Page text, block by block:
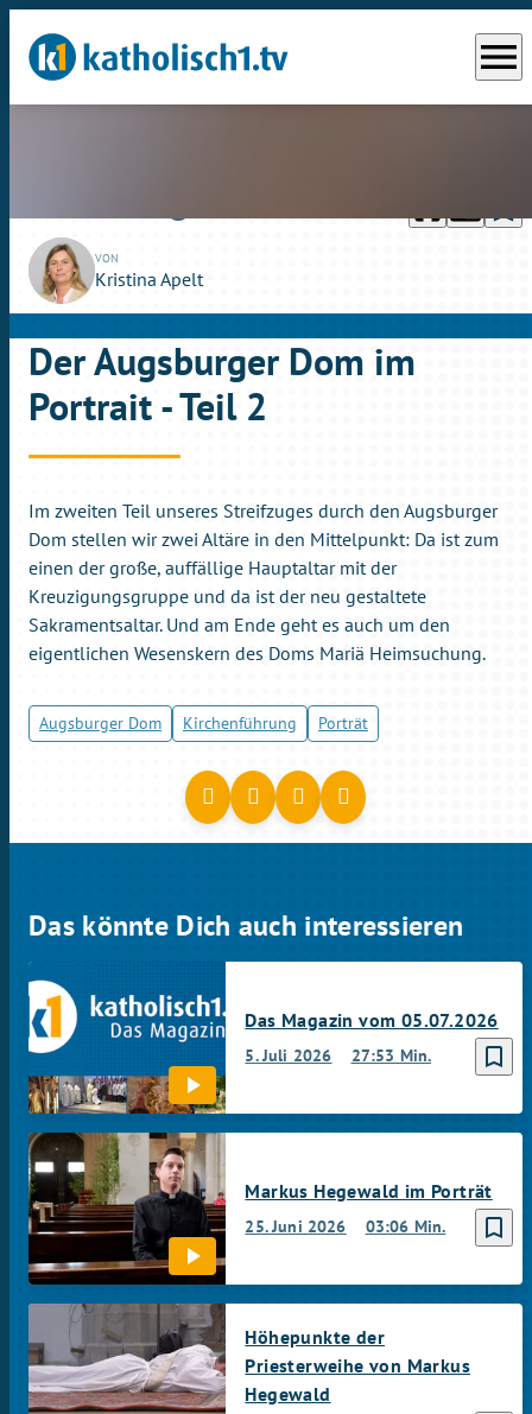
menu
VON
Kristina Apelt
Der Augsburger Dom im
Portrait - Teil 2
Im zweiten Teil unseres Streifzuges durch den Augsburger
Dom stellen wir zwei Altäre in den Mittelpunkt: Da ist zum
einen der große, auffällige Hauptaltar mit der
Kreuzigungsgruppe und da ist der neu gestaltete
Sakramentsaltar. Und am Ende geht es auch um den
eigentlichen Wesenskern des Doms Mariä Heimsuchung.
Augsburger Dom Kirchenführung Porträt
Das könnte Dich auch interessieren
bookmark_border
5. Juli 2026 27:53 Min.
Das Magazin vom 05.07.2026
bookmark_border
25. Juni 2026 03:06 Min.
Markus Hegewald im Porträt
Höhepunkte der
Priesterweihe von Markus
Hegewald